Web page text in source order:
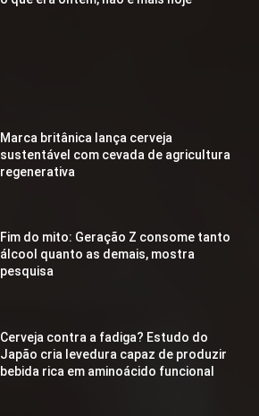
Marca britânica lança cerveja
sustentável com cevada de agricultura
regenerativa
Fim do mito: Geração Z consome tanto
álcool quanto as demais, mostra
pesquisa
Cerveja contra a fadiga? Estudo do
Japão cria levedura capaz de produzir
bebida rica em aminoácido funcional